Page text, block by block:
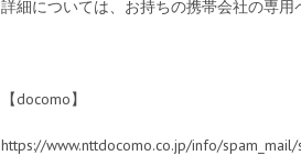
詳細については、お持ちの携帯会社の専用
【docomo】
https://www.nttdocomo.co.jp/info/